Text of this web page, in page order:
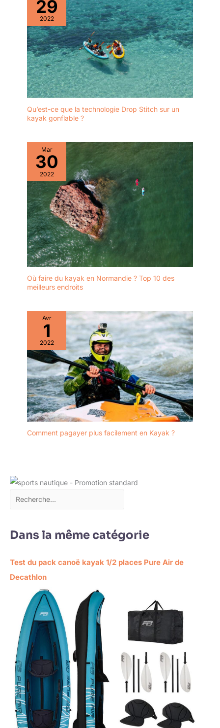
29
2022
Qu’est-ce que la technologie Drop Stitch sur un
kayak gonflable ?
Mar
30
2022
Où faire du kayak en Normandie ? Top 10 des
meilleurs endroits
Avr
1
2022
Comment pagayer plus facilement en Kayak ?
Dans la même catégorie
Test du pack canoë kayak 1/2 places Pure Air de
Decathlon